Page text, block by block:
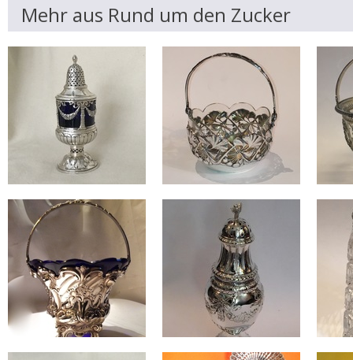
Mehr aus Rund um den Zucker